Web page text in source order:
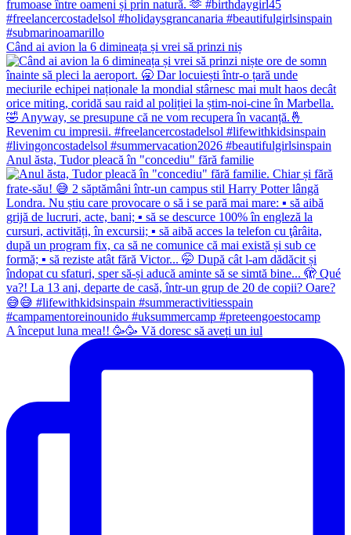
Când ai avion la 6 dimineața și vrei să prinzi niș
Anul ăsta, Tudor pleacă în "concediu" fără familie
A început luna mea!! 🥳🥳 Vă doresc să aveți un iul